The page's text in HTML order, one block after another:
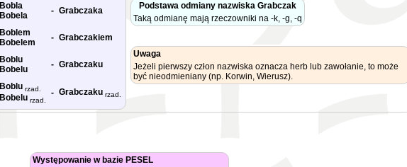
Bobla
Bobela
- Grabczaka
Boblem
Bobelem
- Grabczakiem
Boblu
Bobelu
- Grabczaku
Boblu rzad.
Bobelu rzad.
- Grabczaku rzad.
Podstawa odmiany nazwiska Grabczak
Taką odmianę mają rzeczowniki na -k, -g, -q
Uwaga
Jeżeli pierwszy człon nazwiska oznacza herb lub zawołanie, to może
być nieodmieniany (np. Korwin, Wierusz).
Występowanie w bazie PESEL